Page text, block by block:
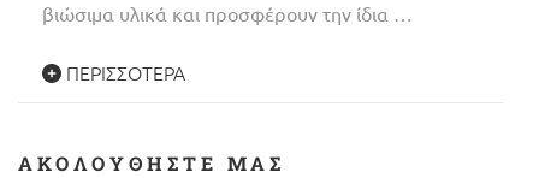
βιώσιμα υλικά και προσφέρουν την ίδια …
ΠΕΡΙΣΣΌΤΕΡΑ
ΑΚΟΛΟΥΘΉΣΤΕ ΜΑΣ